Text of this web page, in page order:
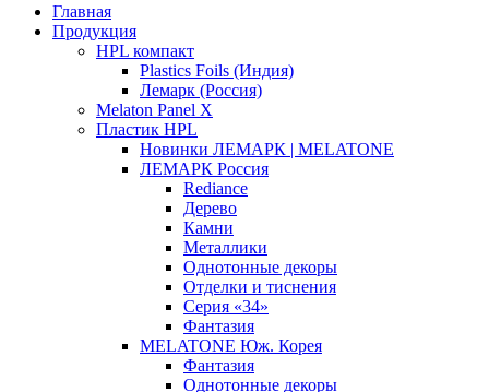
Главная
Продукция
HPL компакт
Plastics Foils (Индия)
Лемарк (Россия)
Melaton Panel X
Пластик HPL
Новинки ЛЕМАРК | MELATONE
ЛЕМАРК Россия
Rediance
Дерево
Камни
Металлики
Однотонные декоры
Отделки и тиснения
Серия «34»
Фантазия
MELATONE Юж. Корея
Фантазия
Однотонные декоры